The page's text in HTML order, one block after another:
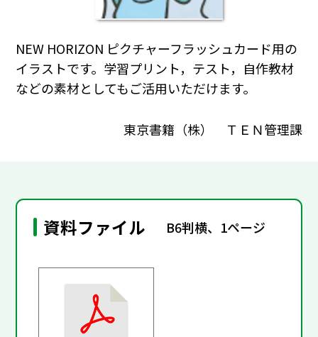
NEW HORIZON ピクチャーフラッシュカード用の
イラストです。学習プリント，テスト，自作教材
などの素材としてもご活用いただけます。
東京書籍（株） ＴＥＮ管理課
資料ファイル B6判横、1ページ